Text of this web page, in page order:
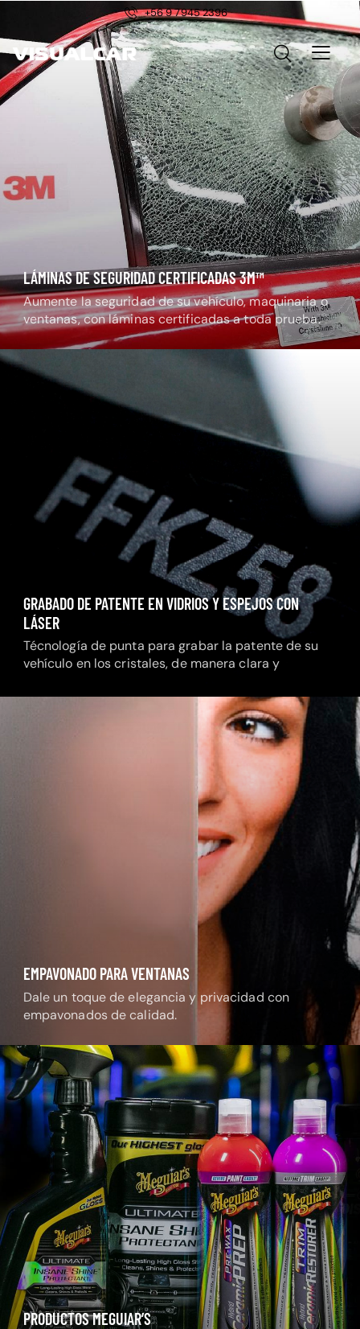
+56 9 7945 2396
LÁMINAS DE SEGURIDAD CERTIFICADAS 3M™
Aumente la seguridad de su vehículo, maquinaria o
ventanas, con láminas certificadas a toda prueba.
GRABADO DE PATENTE EN VIDRIOS Y ESPEJOS CON
LÁSER
Técnología de punta para grabar la patente de su
vehículo en los cristales, de manera clara y
EMPAVONADO PARA VENTANAS
Dale un toque de elegancia y privacidad con
empavonados de calidad.
PRODUCTOS MEGUIAR’S